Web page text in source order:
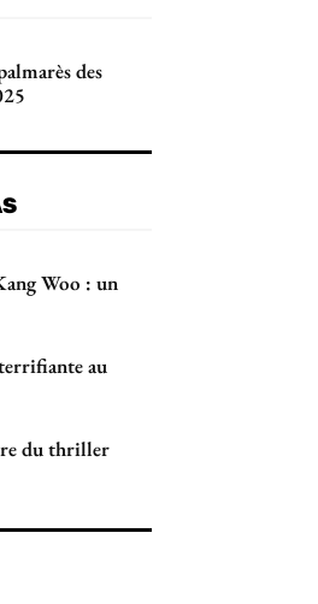
des
Woo : un
au
du thriller